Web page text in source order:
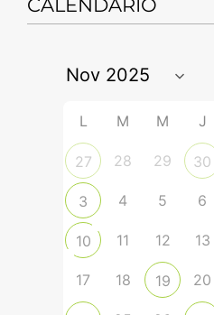
CALENDARIO
L M M J
27 28 29 30
3 4 5 6
10 11 12 13
17 18 19 20